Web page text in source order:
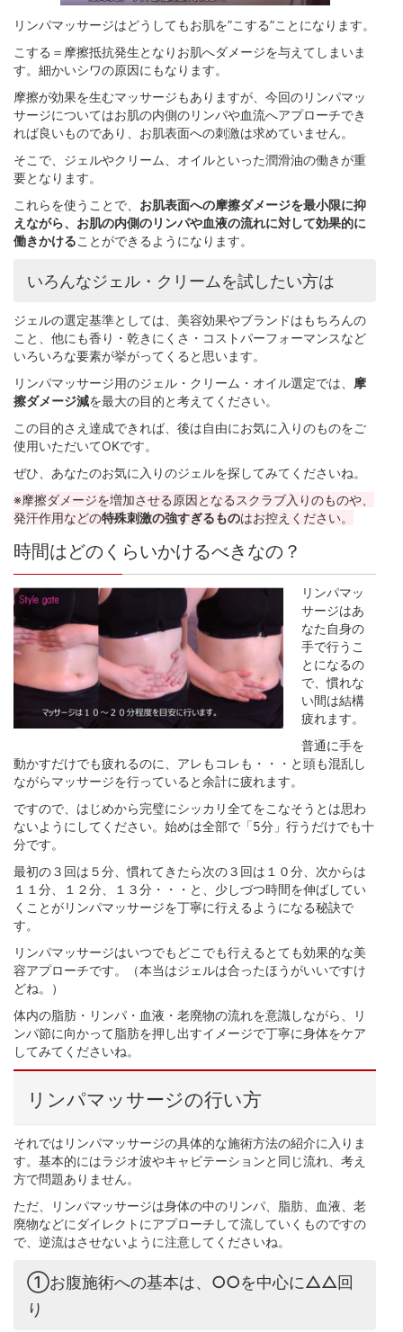
リンパマッサージはどうしてもお肌を”こする”ことになります。
こする＝摩擦抵抗発生となりお肌へダメージを与えてしまいま
す。細かいシワの原因にもなります。
摩擦が効果を生むマッサージもありますが、今回のリンパマッ
サージについてはお肌の内側のリンパや血流へアプローチでき
れば良いものであり、お肌表面への刺激は求めていません。
そこで、ジェルやクリーム、オイルといった潤滑油の働きが重
要となります。
これらを使うことで、 お肌表面への摩擦ダメージを最小限に抑
えながら、お肌の内側のリンパや血液の流れに対して効果的に
働きかけることができるようになります。
いろんなジェル・クリームを試したい方は
ジェルの選定基準としては、美容効果やブランドはもちろんの
こと、他にも香り・乾きにくさ・コストパーフォーマンスなど
いろいろな要素が挙がってくると思います。
リンパマッサージ用のジェル・クリーム・オイル選定では、 摩
擦ダメージ減を最大の目的と考えてください。
この目的さえ達成できれば、後は自由にお気に入りのものをご
使用いただいてOKです。
ぜひ、あなたのお気に入りのジェルを探してみてくださいね。
※摩擦ダメージを増加させる原因となるスクラブ入りのものや、
発汗作用などの特殊刺激の強すぎるものはお控えください。
時間はどのくらいかけるべきなの？
リンパマッ
サージはあ
なた自身の
手で行うこ
とになるの
で、慣れな
い間は結構
疲れます。
普通に手を
動かすだけでも疲れるのに、アレもコレも・・・と頭も混乱し
ながらマッサージを行っていると余計に疲れます。
ですので、はじめから完璧にシッカリ全てをこなそうとは思わ
ないようにしてください。始めは全部で「5分」行うだけでも十
分です。
最初の３回は５分、慣れてきたら次の３回は１０分、次からは
１１分、１２分、１３分・・・と、少しづつ時間を伸ばしてい
くことがリンパマッサージを丁寧に行えるようになる秘訣で
す。
リンパマッサージはいつでもどこでも行えるとても効果的な美
容アプローチです。（本当はジェルは合ったほうがいいですけ
どね。）
体内の脂肪・リンパ・血液・老廃物の流れを意識しながら、リ
ンパ節に向かって脂肪を押し出すイメージで丁寧に身体をケア
してみてくださいね。
リンパマッサージの行い方
それではリンパマッサージの具体的な施術方法の紹介に入りま
す。基本的にはラジオ波やキャビテーションと同じ流れ、考え
方で問題ありません。
ただ、リンパマッサージは身体の中のリンパ、脂肪、血液、老
廃物などにダイレクトにアプローチして流していくものですの
で、逆流はさせないように注意してくださいね。
①お腹施術への基本は、○○を中心に△△回
り